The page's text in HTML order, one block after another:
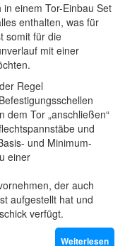
einem Tor-Einbau Set
enthalten, was für
somit für die
mit einer
Regel
dem Tor „anschließen“
und
und Minimum-
einer
der auch
aufgestellt hat und
verfügt.
Weiterlesen